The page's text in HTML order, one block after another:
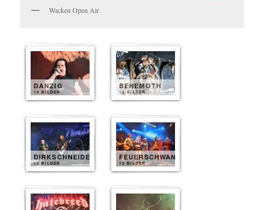
Wacken Open Air
DANZIG
14 BILDER
BEHEMOTH
13 BILDER
DIRKSCHNEIDER
13 BILDER
FEUERSCHWANZ
13 BILDER